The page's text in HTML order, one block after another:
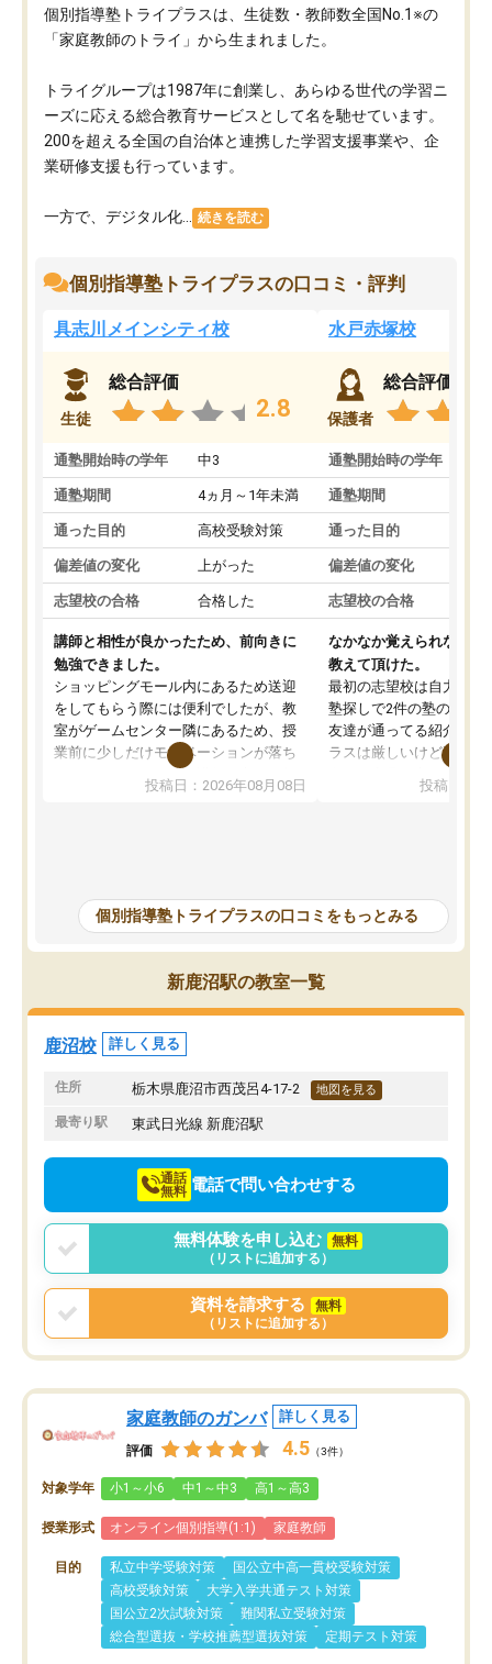
個別指導塾トライプラスは、生徒数・教師数全国No.1※の
「家庭教師のトライ」から生まれました。
トライグループは1987年に創業し、あらゆる世代の学習ニ
ーズに応える総合教育サービスとして名を馳せています。
200を超える全国の自治体と連携した学習支援事業や、企
業研修支援も行っています。
一方で、デジタル化... 続きを読む
個別指導塾トライプラスの口コミ・評判
具志川メインシティ校
生徒
総合評価
2.8
通塾開始時の学年 中3
通塾期間 4ヵ月～1年未満
通った目的 高校受験対策
偏差値の変化 上がった
志望校の合格 合格した
講師と相性が良かったため、前向きに
勉強できました。
ショッピングモール内にあるため送迎
をしてもらう際には便利でしたが、教
室がゲームセンター隣にあるため、授
業前に少しだけモチベーションが落ち
ることもありました。講師の方とは相
性が良かったため、とても話しやすく
た。難しい問題では解説をより細かく
書いてくれたりと、生徒一人一人に合
った授業を考えてくれます。
投稿日：2026年08月08日
水戸赤塚校
保護者
総合評価
通塾開始時の学年
通塾期間
通った目的
偏差値の変化
志望校の合格
なかなか覚えられなかっ
教えて頂けた。
最初の志望校は自力では
塾探しで2件の塾の説明
友達が通ってる紹介で行
ラスは厳しいけど頑張れ
希望のある方に決めま
を教えて頂き出来ないこ
うになった、覚えられた
ころ見て、見捨てず教え
方で通ってよかったと思
投稿日：
個別指導塾トライプラスの口コミをもっとみる
新鹿沼駅の教室一覧
鹿沼校 詳しく見る
住所 栃木県鹿沼市西茂呂4-17-2 地図を見る
最寄り駅 東武日光線 新鹿沼駅
通話
無料 電話で問い合わせする
無料体験を申し込む
無料
（リストに追加する）
資料を請求する
無料
（リストに追加する）
家庭教師のガンバ 詳しく見る
評価 4.5 （3件）
対象学年 小1～小6 中1～中3 高1～高3
授業形式 オンライン個別指導(1:1) 家庭教師
目的 私立中学受験対策
国公立中高一貫校受験対策
高校受験対策
大学入学共通テスト対策
国公立2次試験対策
難関私立受験対策
総合型選抜・学校推薦型選抜対策
定期テスト対策